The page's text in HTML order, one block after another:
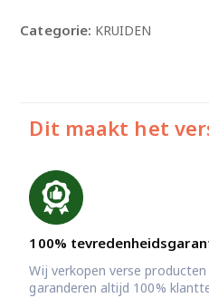
Categorie: KRUIDEN
Dit maakt het
100%
Wij verkopen verse
garanderen altijd 100%